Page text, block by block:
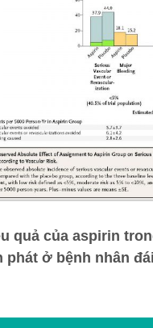
quả của aspirin
phát ở bệnh nhân